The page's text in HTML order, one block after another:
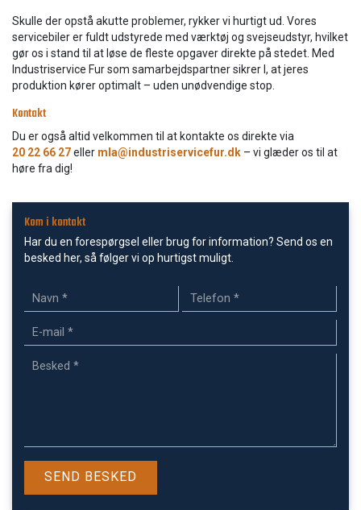
Skulle der opstå akutte problemer, rykker vi hurtigt ud. Vores
servicebiler er fuldt udstyrede med værktøj og svejseudstyr, hvilket
gør os i stand til at løse de fleste opgaver direkte på stedet. Med
Industriservice Fur som samarbejdspartner sikrer I, at jeres
produktion kører optimalt – uden unødvendige stop.
Kontakt
Du er også altid velkommen til at kontakte os direkte via
20 22 66 27eller mla@industriservicefur.dk – vi glæder os til at
høre fra dig!
Kom i kontakt
Har du en forespørgsel eller brug for information? Send os en
besked her, så følger vi op hurtigst muligt.